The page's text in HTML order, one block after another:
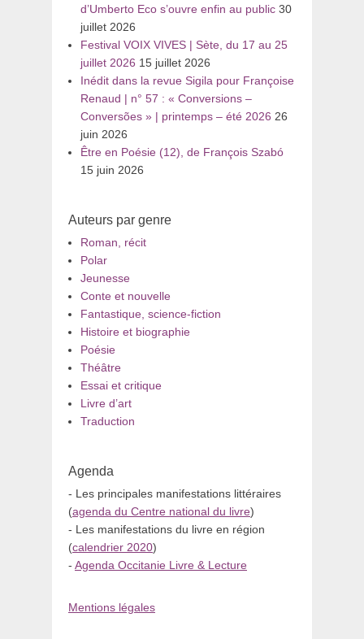
d’Umberto Eco s’ouvre enfin au public 30
juillet 2026
Festival VOIX VIVES | Sète, du 17 au 25
juillet 2026 15 juillet 2026
Inédit dans la revue Sigila pour Françoise
Renaud | n° 57 : « Conversions –
Conversões » | printemps – été 2026 26
juin 2026
Être en Poésie (12), de François Szabó
15 juin 2026
Auteurs par genre
Roman, récit
Polar
Jeunesse
Conte et nouvelle
Fantastique, science-fiction
Histoire et biographie
Poésie
Théâtre
Essai et critique
Livre d’art
Traduction
Agenda
- Les principales manifestations littéraires
(agenda du Centre national du livre)
- Les manifestations du livre en région
(calendrier 2020)
- Agenda Occitanie Livre & Lecture
Mentions légales